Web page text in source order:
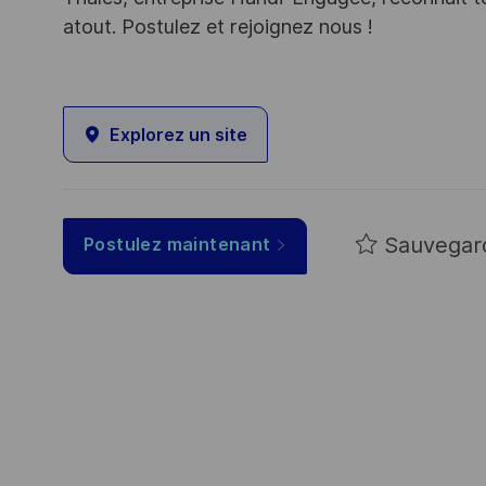
atout. Postulez et rejoignez nous !
Explorez un site
Postulez maintenant